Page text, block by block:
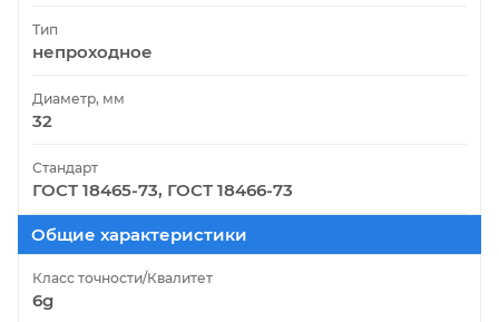
Тип
непроходное
Диаметр, мм
32
Стандарт
ГОСТ 18465-73, ГОСТ 18466-73
Общие характеристики
Класс точности/Квалитет
6g